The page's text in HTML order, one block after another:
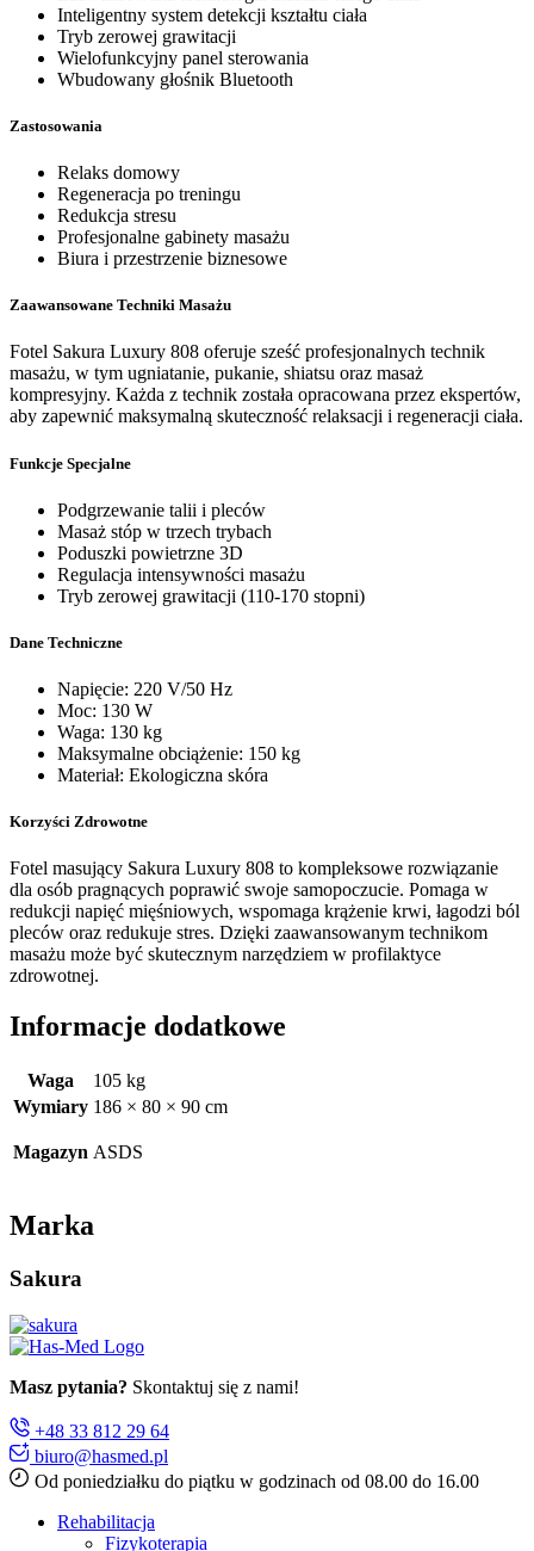
Inteligentny system detekcji kształtu ciała
Tryb zerowej grawitacji
Wielofunkcyjny panel sterowania
Wbudowany głośnik Bluetooth
Zastosowania
Relaks domowy
Regeneracja po treningu
Redukcja stresu
Profesjonalne gabinety masażu
Biura i przestrzenie biznesowe
Zaawansowane Techniki Masażu
Fotel Sakura Luxury 808 oferuje sześć profesjonalnych technik
masażu, w tym ugniatanie, pukanie, shiatsu oraz masaż
kompresyjny. Każda z technik została opracowana przez ekspertów,
aby zapewnić maksymalną skuteczność relaksacji i regeneracji ciała.
Funkcje Specjalne
Podgrzewanie talii i pleców
Masaż stóp w trzech trybach
Poduszki powietrzne 3D
Regulacja intensywności masażu
Tryb zerowej grawitacji (110-170 stopni)
Dane Techniczne
Napięcie: 220 V/50 Hz
Moc: 130 W
Waga: 130 kg
Maksymalne obciążenie: 150 kg
Materiał: Ekologiczna skóra
Korzyści Zdrowotne
Fotel masujący Sakura Luxury 808 to kompleksowe rozwiązanie
dla osób pragnących poprawić swoje samopoczucie. Pomaga w
redukcji napięć mięśniowych, wspomaga krążenie krwi, łagodzi ból
pleców oraz redukuje stres. Dzięki zaawansowanym technikom
masażu może być skutecznym narzędziem w profilaktyce
zdrowotnej.
Informacje dodatkowe
Waga
105 kg
Wymiary 186 × 80 × 90 cm
Magazyn ASDS
Marka
Sakura
Masz pytania? Skontaktuj się z nami!
+48 33 812 29 64
biuro@hasmed.pl
Od poniedziałku do piątku w godzinach od 08.00 do 16.00
Rehabilitacja
Fizykoterapia